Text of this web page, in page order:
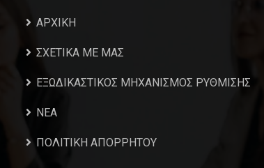
ΑΡΧΙΚΗ
ΣΧΕΤΙΚΑ ΜΕ ΜΑΣ
ΕΞΩΔΙΚΑΣΤΙΚΟΣ ΜΗΧΑΝΙΣΜΟΣ ΡΥΘΜΙΣΗΣ
NEA
ΠΟΛΙΤΙΚΗ ΑΠΟΡΡΗΤΟΥ